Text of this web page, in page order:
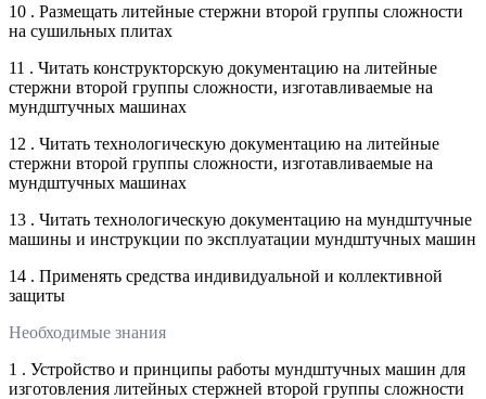
10 . Размещать литейные стержни второй группы сложности
на сушильных плитах
11 . Читать конструкторскую документацию на литейные
стержни второй группы сложности, изготавливаемые на
мундштучных машинах
12 . Читать технологическую документацию на литейные
стержни второй группы сложности, изготавливаемые на
мундштучных машинах
13 . Читать технологическую документацию на мундштучные
машины и инструкции по эксплуатации мундштучных машин
14 . Применять средства индивидуальной и коллективной
защиты
Необходимые знания
1 . Устройство и принципы работы мундштучных машин для
изготовления литейных стержней второй группы сложности